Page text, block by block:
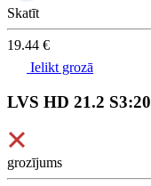
Skatīt
19.44 €
Ielikt grozā
LVS HD 21.2
grozījums